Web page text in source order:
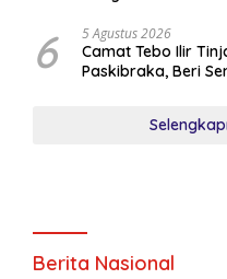
6 5 Agustus 2026
Camat Tebo Ilir
Paskibraka, Beri
Berita Nasional